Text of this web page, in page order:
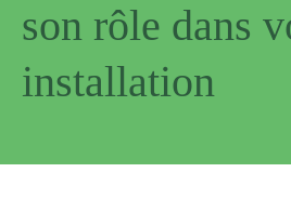
son rôle dans
installation